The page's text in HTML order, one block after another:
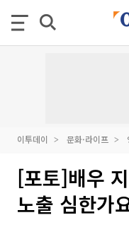
이투데이 문화·라이프
[포토]배우
노출 심한가